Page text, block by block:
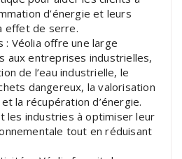
d’énergie et leurs
effet de serre.
: Véolia offre une large
aux entreprises industrielles,
de l’eau industrielle, le
dangereux, la valorisation
la récupération d’énergie.
les industries à optimiser leur
tout en réduisant